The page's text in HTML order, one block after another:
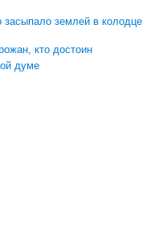
засыпало землей в колодце
кто достоин
думе